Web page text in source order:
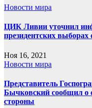
Новости мира
ЦИК Ливии уточнил
президентских
Ноя 16, 2021
Новости мира
Представитель
Бычковский сообщил о
стороны